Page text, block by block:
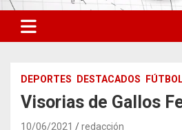
DEPORTES DESTACADOS
Visorias de Gallos
10/06/2021 redacción